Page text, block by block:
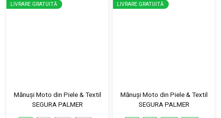
LIVRARE GRATUITĂ
Mănuși Moto din Piele & Textil
SEGURA PALMER
LIVRARE GRATUITĂ
Mănuși Moto din Piele & Textil
SEGURA PALMER